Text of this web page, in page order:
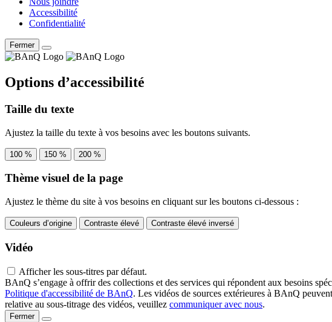
Accessibilité
Confidentialité
Fermer
Options d’accessibilité
Taille du texte
Ajustez la taille du texte à vos besoins avec les boutons suivants.
100 % 150 % 200 %
Thème visuel de la page
Ajustez le thème du site à vos besoins en cliquant sur les boutons ci-dessous :
Couleurs d’origine Contraste élevé Contraste élevé inversé
Vidéo
Afficher les sous-titres par défaut.
BAnQ s’engage à offrir des collections et des services qui répondent aux besoins
Politique d'accessibilité de BAnQ. Les vidéos de sources extérieures à BAnQ
relative au sous-titrage des vidéos, veuillez communiquer avec nous.
Fermer